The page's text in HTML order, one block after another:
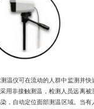
温仪可在流动的人群中监测并快
用非接触测温，检测人员远离被
，自动定位面部测温区域。当有